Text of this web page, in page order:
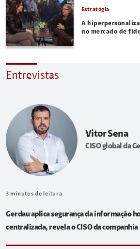
Estratégia
A
no mercado de
Entrevistas
Vitor Sena
CISO global da
3 minutos de leitura
Gerdau aplica segurança da informação
centralizada, revela o CISO da companhia